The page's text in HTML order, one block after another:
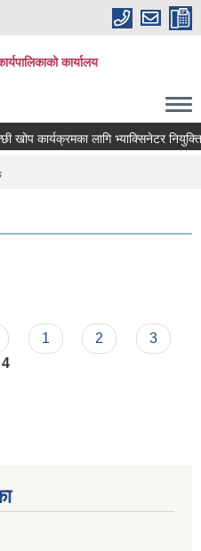
कार्यालय
खोप कार्यक्रमका लागि भ्याक्सिनेटर
1 2
3
4